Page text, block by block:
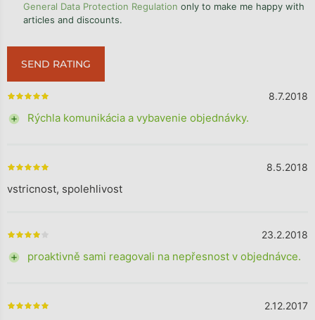
General Data Protection Regulation only to make me happy with
articles and discounts.
SEND RATING
The store rating is 5 out of 5 stars. 8.7.2018
+ Rýchla komunikácia a vybavenie objednávky.
The store rating is 5 out of 5 stars. 8.5.2018
vstricnost, spolehlivost
The store rating is 4 out of 5 stars. 23.2.2018
+ proaktivně sami reagovali na nepřesnost v objednávce.
The store rating is 5 out of 5 stars. 2.12.2017